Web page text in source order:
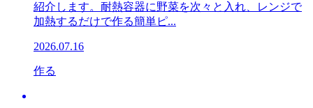
紹介します。耐熱容器に野菜を次々と入れ、レンジで
加熱するだけで作る簡単ピ...
2026.07.16
作る